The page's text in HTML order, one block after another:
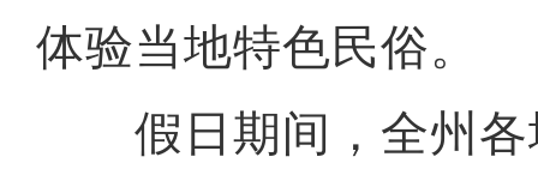
体验当地特色民俗。
假日期间，全州各